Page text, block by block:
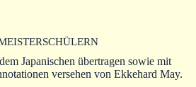
Warenkorb
Japanischen übertragen sowie mit
versehen von Ekkehard May.